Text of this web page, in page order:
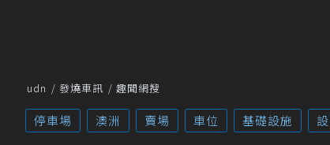
udn 發燒車訊 趣聞網搜
停車場 澳洲 賣場 車位 基礎設施